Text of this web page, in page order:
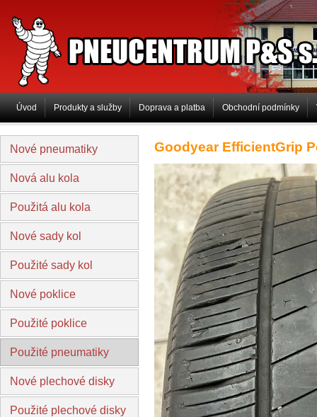
PNEUCENTRUM P&S
Úvod Produkty a služby Doprava a platba Obchodní podmínky
Nové pneumatiky
Nová alu kola
Použitá alu kola
Nové sady kol
Použité sady kol
Nové poklice
Použité poklice
Použité pneumatiky
Nové plechové disky
Použité plechové disky
Goodyear EfficientGrip